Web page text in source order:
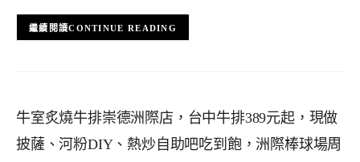
CONTINUE READING
牛室炙燒牛排崇德洲際店，台中牛排389元起，現做
披薩、河粉DIY、熱炒自助吧吃到飽，洲際棒球場周